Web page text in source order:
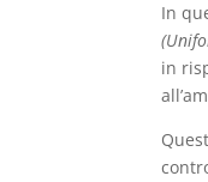
In
in